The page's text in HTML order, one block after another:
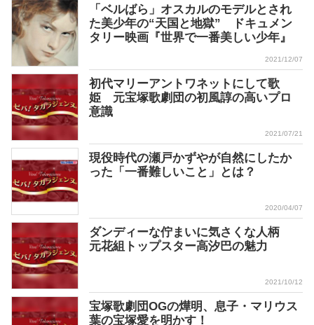
「ベルばら」オスカルのモデルとされ
た美少年の“天国と地獄” ドキュメン
タリー映画『世界で一番美しい少年』
2021/12/07
初代マリーアントワネットにして歌
姫 元宝塚歌劇団の初風諄の高いプロ
意識
2021/07/21
現役時代の瀬戸かずやが自然にしたか
った「一番難しいこと」とは？
2020/04/07
ダンディーな佇まいに気さくな人柄
元花組トップスター高汐巴の魅力
2021/10/12
宝塚歌劇団OGの燁明、息子・マリウス
葉の宝塚愛を明かす！